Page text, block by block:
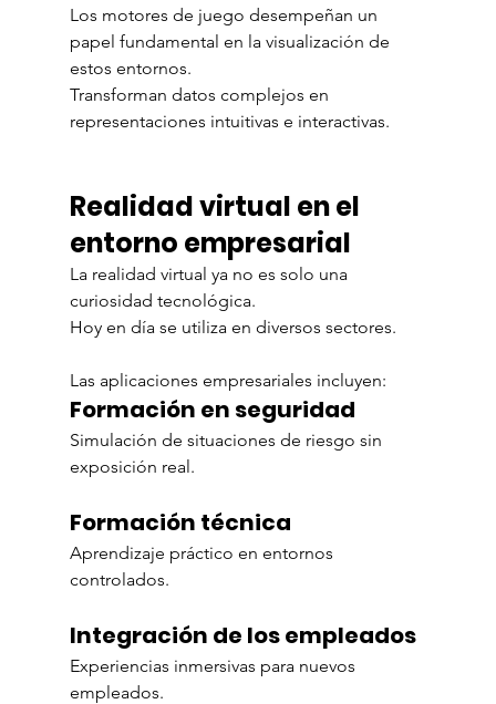
Los motores de juego desempeñan un
papel fundamental en la visualización de
estos entornos.
Transforman datos complejos en
representaciones intuitivas e interactivas.
Realidad virtual en el
entorno empresarial
La realidad virtual ya no es solo una
curiosidad tecnológica.
Hoy en día se utiliza en diversos sectores.
Las aplicaciones empresariales incluyen:
Formación en seguridad
Simulación de situaciones de riesgo sin
exposición real.
Formación técnica
Aprendizaje práctico en entornos
controlados.
Integración de los empleados
Experiencias inmersivas para nuevos
empleados.